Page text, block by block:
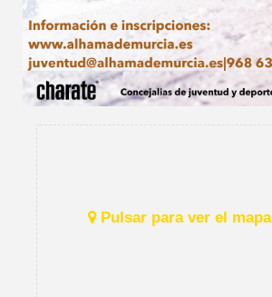
Pulsar para ver el mapa